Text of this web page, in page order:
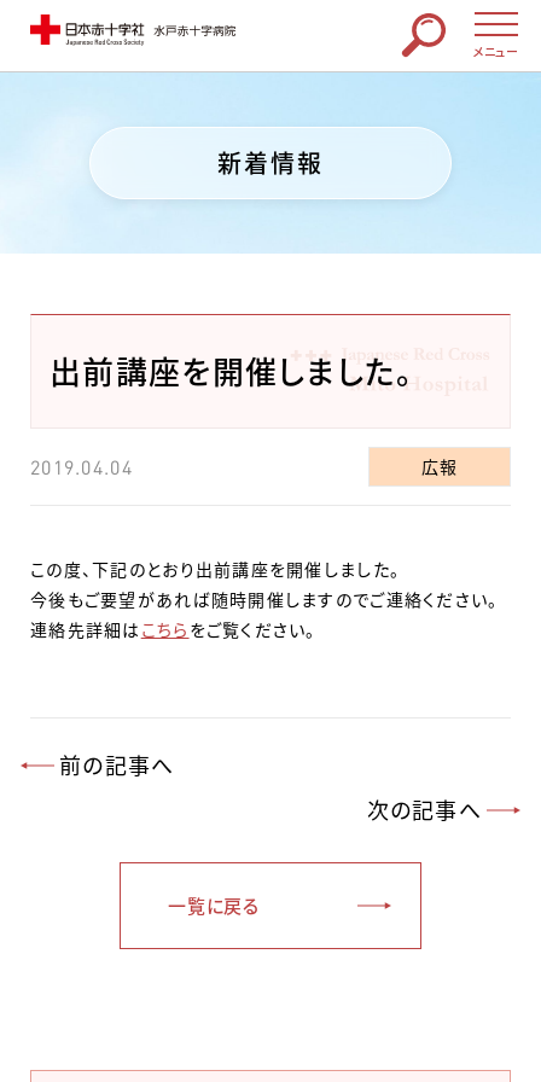
メニュー
新着情報
出前講座を開催しました。
2019.04.04 広報
この度、下記のとおり出前講座を開催しました。
今後もご要望があれば随時開催しますのでご連絡ください。
連絡先詳細は こちら をご覧ください。
前の記事へ
次の記事へ
一覧に戻る